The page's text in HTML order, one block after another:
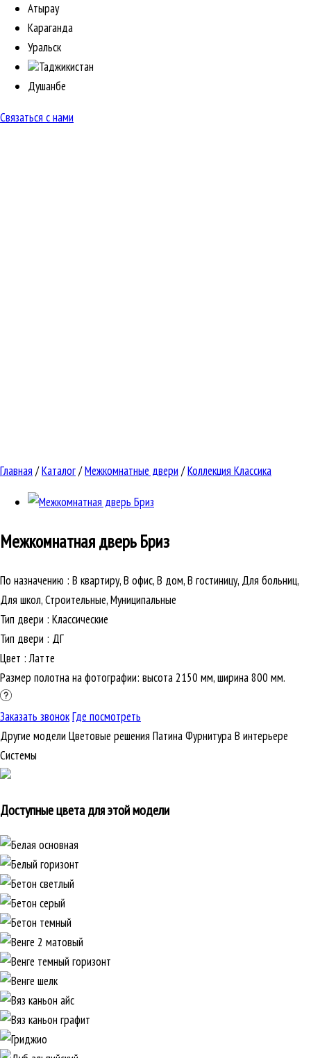
Атырау
Караганда
Уральск
Таджикистан
Душанбе
Связаться с нами
Главная /Каталог/Межкомнатные двери /Коллекция Классика
Межкомнатная дверь Бриз
По назначению : В квартиру, В офис, В дом, В гостиницу, Для больниц,
Для школ, Строительные, Муниципальные
Тип двери : Классические
Тип двери : ДГ
Цвет :Латте
Размер полотна на фотографии: высота 2150 мм, ширина 800 мм.
Заказать звонокГде посмотреть
Другие модели Цветовые решения ПатинаФурнитураВ интерьере
Cистемы
Доступные цвета для этой модели